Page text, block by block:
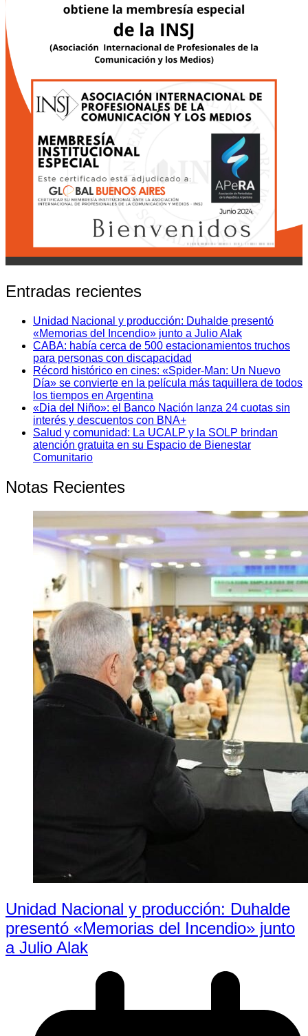
Entradas recientes
Unidad Nacional y producción: Duhalde presentó
«Memorias del Incendio» junto a Julio Alak
CABA: había cerca de 500 estacionamientos truchos
para personas con discapacidad
Récord histórico en cines: «Spider-Man: Un Nuevo
Día» se convierte en la película más taquillera de todos
los tiempos en Argentina
«Dia del Niño»: el Banco Nación lanza 24 cuotas sin
interés y descuentos con BNA+
Salud y comunidad: La UCALP y la SOLP brindan
atención gratuita en su Espacio de Bienestar
Comunitario
Notas Recientes
Unidad Nacional y producción: Duhalde
presentó «Memorias del Incendio» junto
a Julio Alak